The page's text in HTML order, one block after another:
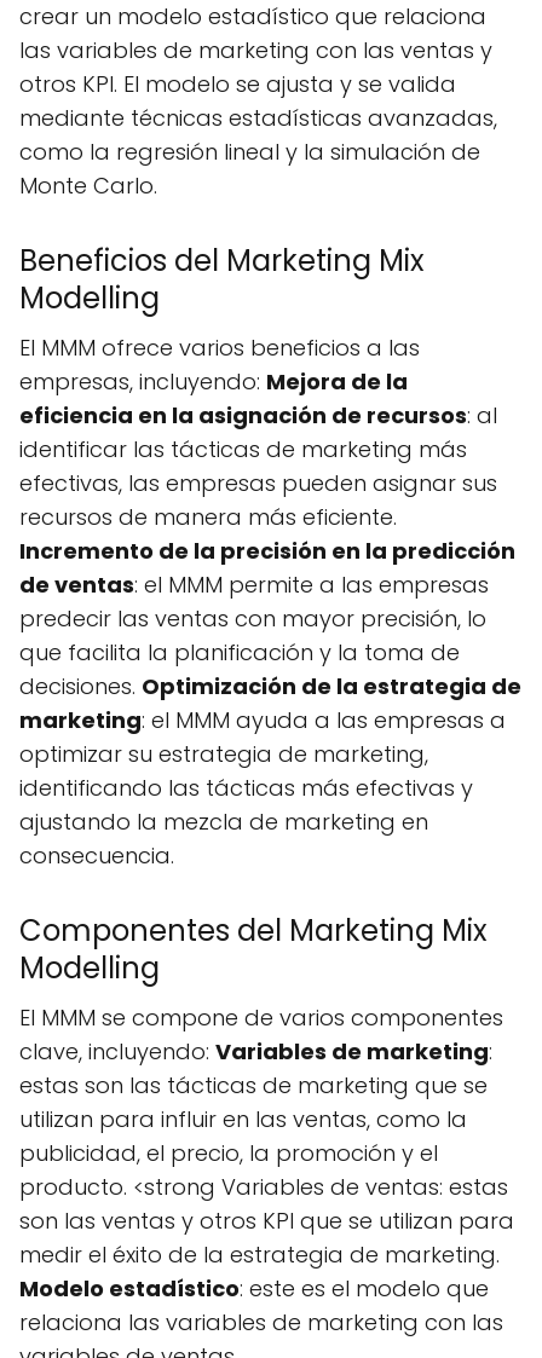
crear un modelo estadístico que relaciona
las variables de marketing con las ventas y
otros KPI. El modelo se ajusta y se valida
mediante técnicas estadísticas avanzadas,
como la regresión lineal y la simulación de
Monte Carlo.
Beneficios del Marketing Mix
Modelling
El MMM ofrece varios beneficios a las
empresas, incluyendo: Mejora de la
eficiencia en la asignación de recursos: al
identificar las tácticas de marketing más
efectivas, las empresas pueden asignar sus
recursos de manera más eficiente.
Incremento de la precisión en la predicción
de ventas: el MMM permite a las empresas
predecir las ventas con mayor precisión, lo
que facilita la planificación y la toma de
decisiones. Optimización de la estrategia de
marketing: el MMM ayuda a las empresas a
optimizar su estrategia de marketing,
identificando las tácticas más efectivas y
ajustando la mezcla de marketing en
consecuencia.
Componentes del Marketing Mix
Modelling
El MMM se compone de varios componentes
clave, incluyendo: Variables de marketing:
estas son las tácticas de marketing que se
utilizan para influir en las ventas, como la
publicidad, el precio, la promoción y el
producto. <strong Variables de ventas: estas
son las ventas y otros KPI que se utilizan para
medir el éxito de la estrategia de marketing.
Modelo estadístico: este es el modelo que
relaciona las variables de marketing con las